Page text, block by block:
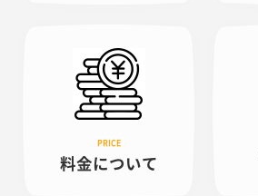
料金について